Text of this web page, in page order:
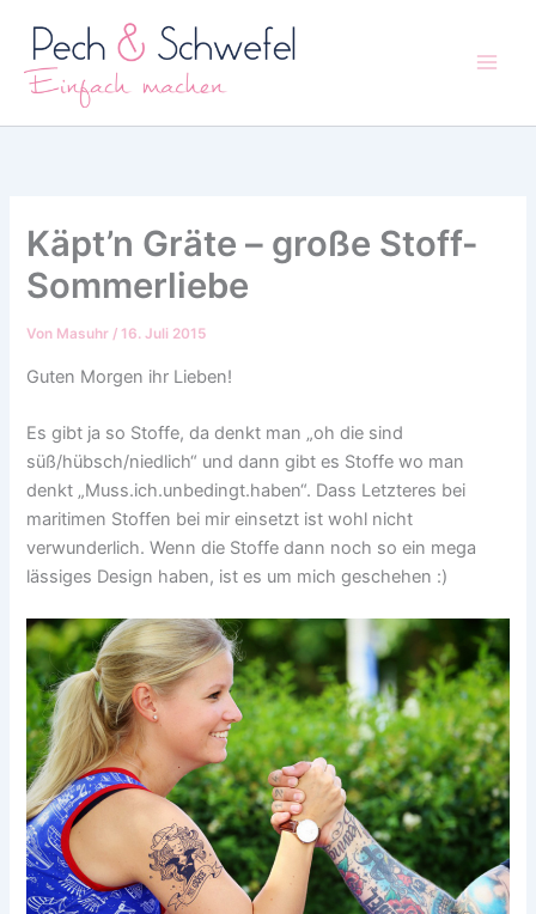
Inhalt
springen
Käpt’n Gräte – große Stoff-
Sommerliebe
Von Masuhr /16. Juli 2015
Guten Morgen ihr Lieben!
Es gibt ja so Stoffe, da denkt man „oh die sind
süß/hübsch/niedlich“ und dann gibt es Stoffe wo man
denkt „Muss.ich.unbedingt.haben“. Dass Letzteres bei
maritimen Stoffen bei mir einsetzt ist wohl nicht
verwunderlich. Wenn die Stoffe dann noch so ein mega
lässiges Design haben, ist es um mich geschehen :)